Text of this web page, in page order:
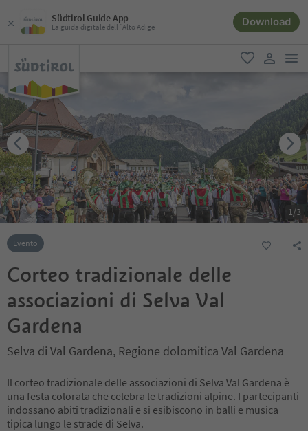
Südtirol Guide App
La guida digitale dell´Alto Adige Download
favoriti
user link
1/3
Evento
Corteo tradizionale delle
associazioni di Selva Val
Gardena
Selva di Val Gardena, Regione dolomitica Val Gardena
Il corteo tradizionale delle associazioni di Selva Val Gardena è
una festa colorata che celebra le tradizioni alpine. I partecipanti
indossano abiti tradizionali e si esibiscono in balli e musica
tipica lungo le strade di Selva.